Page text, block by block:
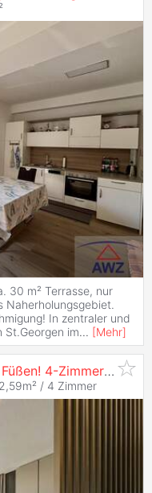
30 m² Terrasse, nur
Naherholungsgebiet.
In zentraler und
St.Georgen im... [Mehr]
Der Wolfgangsee liegt Ihnen zu Füßen! 4-Zimmer Terrassenwohnung in
/ 4 Zimmer